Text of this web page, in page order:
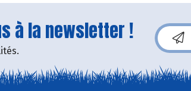
à la newsletter !